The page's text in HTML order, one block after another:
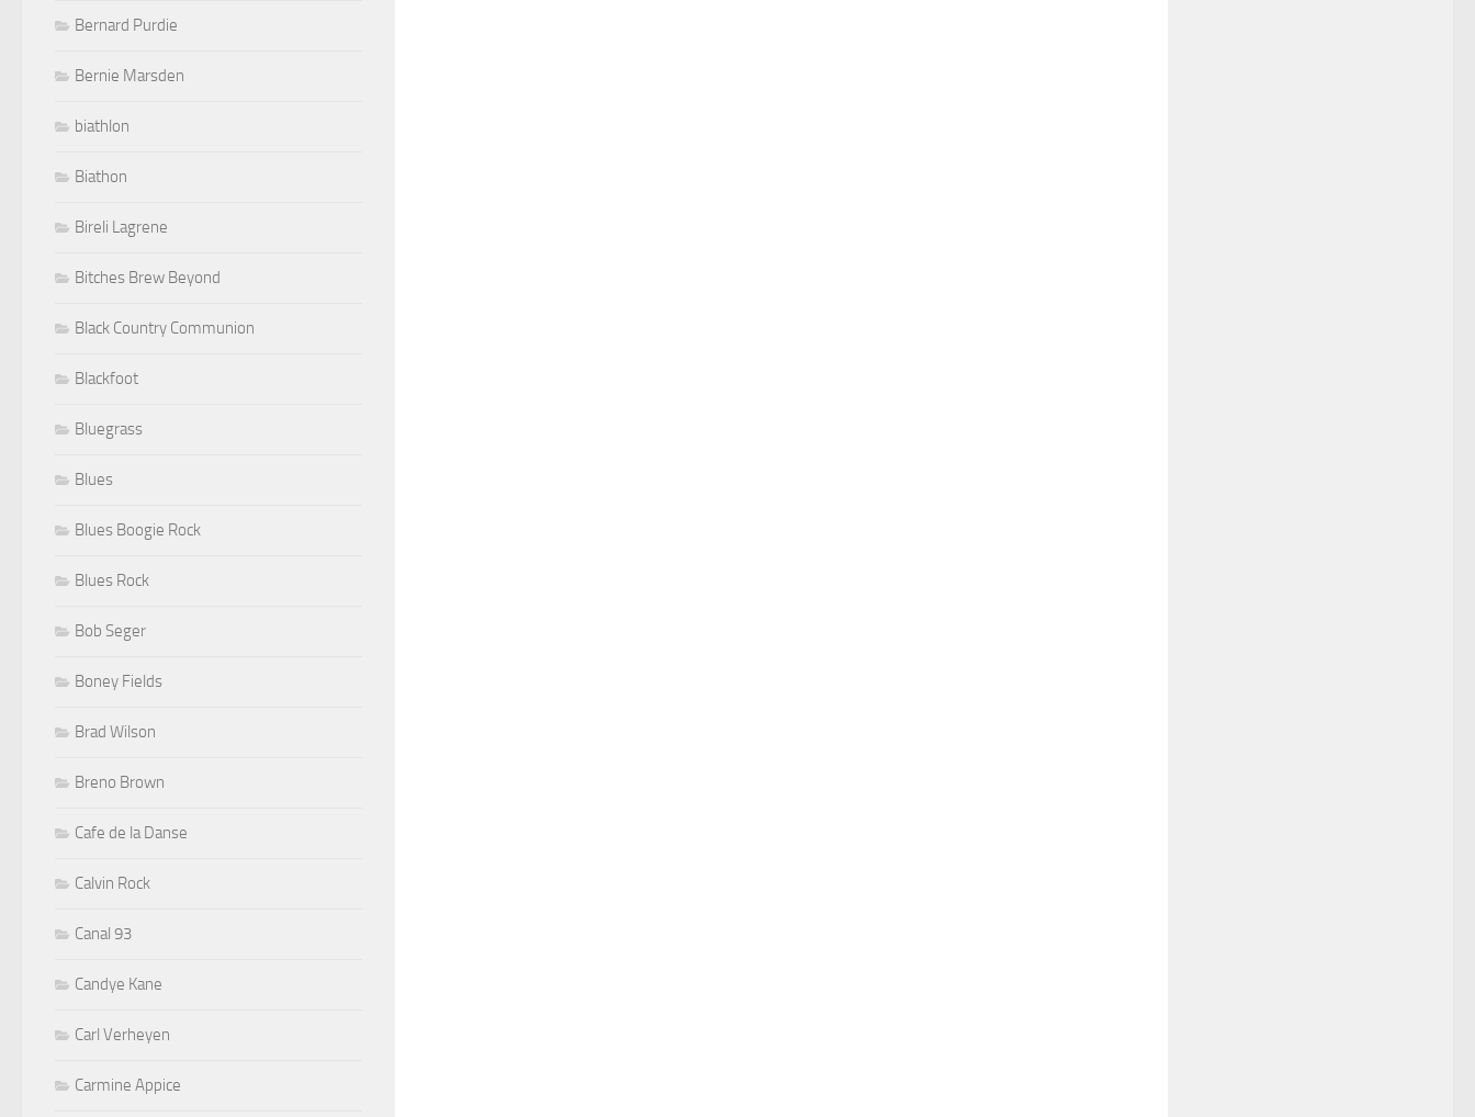
Bernard Purdie
Bernie Marsden
biathlon
Biathon
Bireli Lagrene
Bitches Brew Beyond
Black Country Communion
Blackfoot
Bluegrass
Blues
Blues Boogie Rock
Blues Rock
Bob Seger
Boney Fields
Brad Wilson
Breno Brown
Cafe de la Danse
Calvin Rock
Canal 93
Candye Kane
Carl Verheyen
Carmine Appice